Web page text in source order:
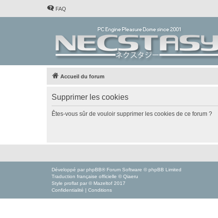
FAQ
Accueil du forum
Supprimer les cookies
Êtes-vous sûr de vouloir supprimer les cookies de ce forum ?
Développé par phpBB® Forum Software © phpBB Limited
Traduction française officielle © Qiaeru
Style proflat par © Mazeltof 2017
Confidentialité | Conditions